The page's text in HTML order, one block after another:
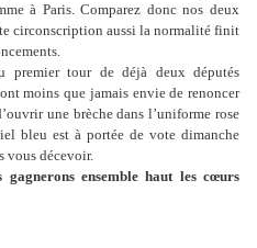
à Paris. Comparez donc nos deux
circonscription aussi la normalité finit
tour de déjà deux députés
moins que jamais envie de renoncer
une brèche dans l’uniforme rose
bleu est à portée de vote dimanche
vous décevoir.
ensemble haut les cœurs